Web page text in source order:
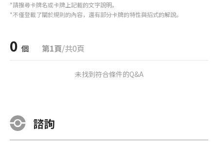
*請搜尋卡牌名或卡牌上記載的文字說明。
*不僅登載了關於規則的內容，還有部分卡牌的特性與招式的解說。
0 個 第1頁/共0頁
未找到符合條件的Q&A
諮詢